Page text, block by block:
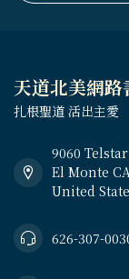
天道北美網
扎根聖道 活出主愛
9060
El Monte
United
626-307-